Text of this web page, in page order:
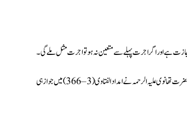
ہے اور اگر اجرت پہلے سے متعین نہ ہو تو اجرت مثل ملے گی۔
دلالی لینا فی نفسہ ناجائز ہے لیکن لوگوں کے تعامل اور ضرورت کی وجہ سے فقہاء نے اجازت دی ہے، حکیم الامت حضرت تھانوی علیہ الرحمہ نے امداد الفتاوی (3 – 366) میں جواز ہی